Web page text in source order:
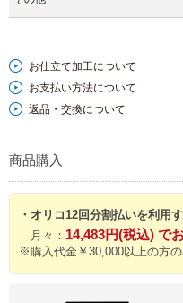
お仕立て加工について
お支払い方法について
返品・交換について
商品購入
・オリコ12回分割払いを利用
月々： 14,483円(税込) で
※購入代金￥30,000以上の方の